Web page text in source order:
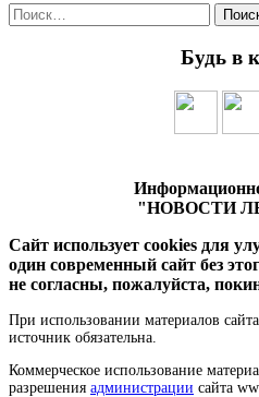
Найти:
Будь в
"НОВОСТИ
Сайт использует cookies для
один современный сайт без
не согласны, пожалуйста,
При использовании материалов
источник обязательна.
Коммерческое использование
разрешения администрации сайта